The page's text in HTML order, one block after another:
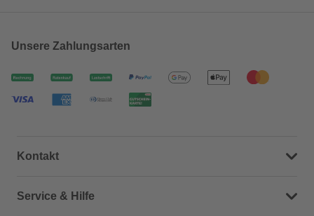
Unsere Zahlungsarten
Kontakt
Dein Kontakt zu uns
Service & Hilfe